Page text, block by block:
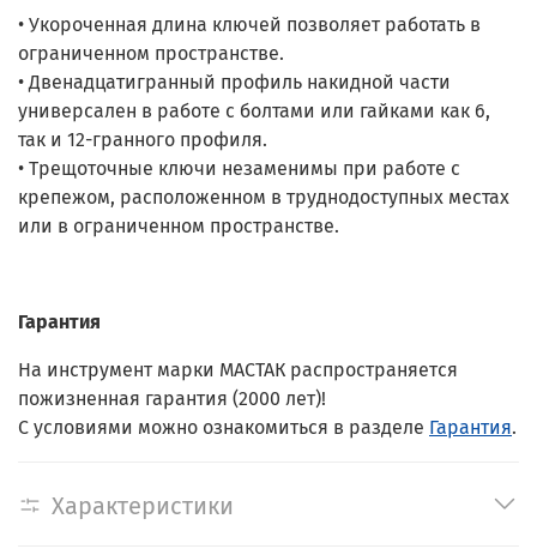
• Укороченная длина ключей позволяет работать в
ограниченном пространстве.
• Двенадцатигранный профиль накидной части
универсален в работе с болтами или гайками как 6,
так и 12-гранного профиля.
• Трещоточные ключи незаменимы при работе с
крепежом, расположенном в труднодоступных местах
или в ограниченном пространстве.
Гарантия
На инструмент марки МАСТАК распространяется
пожизненная гарантия (2000 лет)!
С условиями можно ознакомиться в разделе Гарантия.
Характеристики